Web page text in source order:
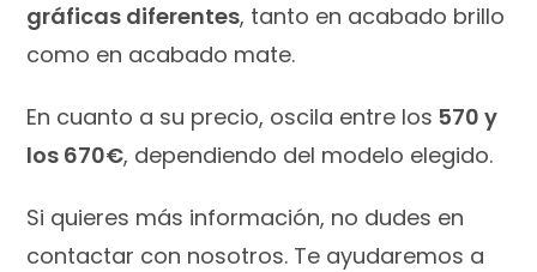
gráficas diferentes, tanto en acabado brillo
como en acabado mate.
En cuanto a su precio, oscila entre los 570 y
los 670€, dependiendo del modelo elegido.
Si quieres más información, no dudes en
contactar con nosotros. Te ayudaremos a